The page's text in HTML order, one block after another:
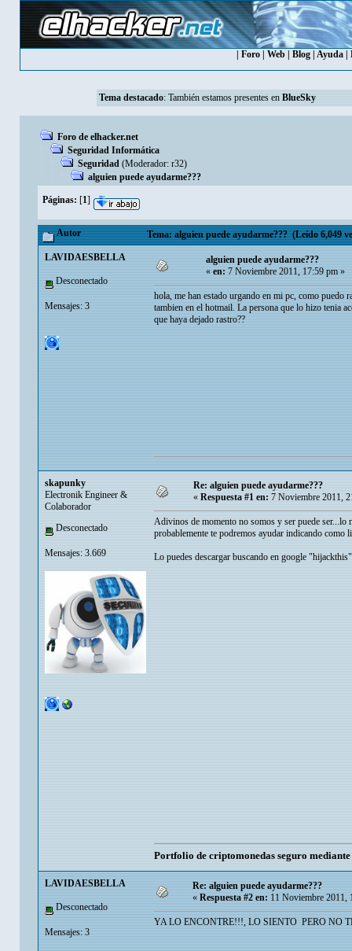
Foro Web Blog Ayuda
Tema destacado: También estamos presentes en BlueSky
Foro de elhacker.net
Seguridad Informática
Seguridad (Moderador: r32)
alguien puede ayudarme???
Páginas: [1]
Autor Tema: alguien puede ayudarme??? (Leído 6,049
LAVIDAESBELLA
Desconectado
Mensajes: 3
alguien puede ayudarme???
«en:7 Noviembre 2011, 17:59 pm »
hola, me han estado urgando en mi pc, como puedo
tambien en el hotmail. La persona que lo hizo tenia
que haya dejado rastro??
skapunky
Electronik Engineer &
Colaborador
Desconectado
Mensajes: 3.669
Re: alguien puede ayudarme???
« Respuesta #1 en: 7 Noviembre 2011,
Adivinos de momento no somos y ser puede ser...lo
probablemente te podremos ayudar indicando
Lo puedes descargar buscando en google
Portfolio de criptomonedas seguro
LAVIDAESBELLA
Desconectado
Mensajes: 3
Re: alguien puede ayudarme???
«Respuesta #2 en:11 Noviembre 2011,
YA LO ENCONTRE!!!, LO SIENTO PERO NO